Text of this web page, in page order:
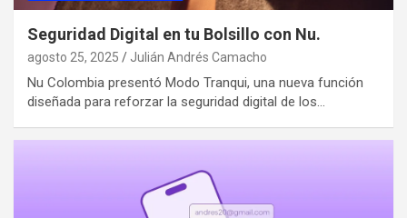
Seguridad Digital en tu Bolsillo con Nu.
agosto 25, 2025 Julián Andrés Camacho
Nu Colombia presentó Modo Tranqui, una nueva función
diseñada para reforzar la seguridad digital de los…